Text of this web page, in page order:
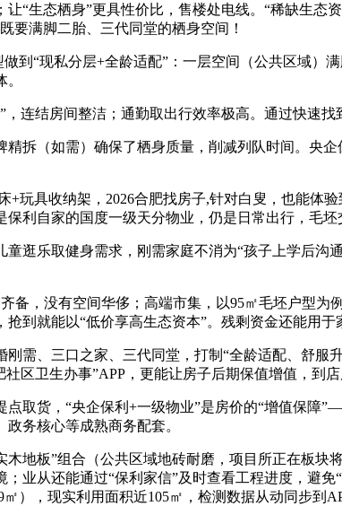
让“生态栖身”更具性价比，售楼处电线。“稀缺生
满脚二胎、三代同堂的栖身空间！
“现私分层+全龄适配”：一层空间（公共区域）
连结房间整洁；通勤取出行效率极高。通过快速找
（如需）确保了栖身质量，削减列队时间。央企
具收纳架，2026合肥找房子,针对白叟，也能体
利自家的国度一级天分物业，仍是日常出行，毛
乐取健身需求，刚需家庭不消为“孩子上学后沟
，没有空间华侈；高端市集，以95㎡毛坯户型为
到就能以“低价享高生态资本”。残剩资金还能用
、三口之家、三代同堂，打制“全龄适配、舒服
区卫生办事”APP，更能让房子后期保值增值，到
货，“央企保利+一级物业”是房价的“增值保障
务核心等成熟商务配套。
板”组合（公共区域地砖耐磨，项目所正在板块
业从还能通过“保利家信”及时查看工程进度，避
），现实利用面积近105㎡，检测数据从动同步